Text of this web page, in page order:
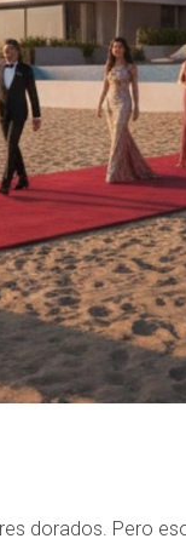
dorados. Pero